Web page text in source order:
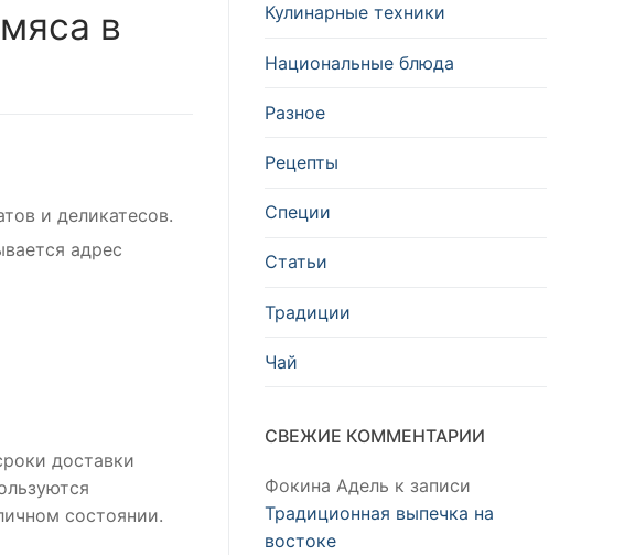
в
и деликатесов.
адрес
доставки
состоянии.
Кулинарные техники
Национальные блюда
Разное
Рецепты
Специи
Статьи
Традиции
Чай
СВЕЖИЕ КОММЕНТАРИИ
Фокина Адель к записи
Традиционная выпечка на
востоке